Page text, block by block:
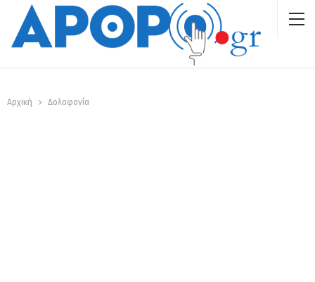
Αρχική Δολοφονία